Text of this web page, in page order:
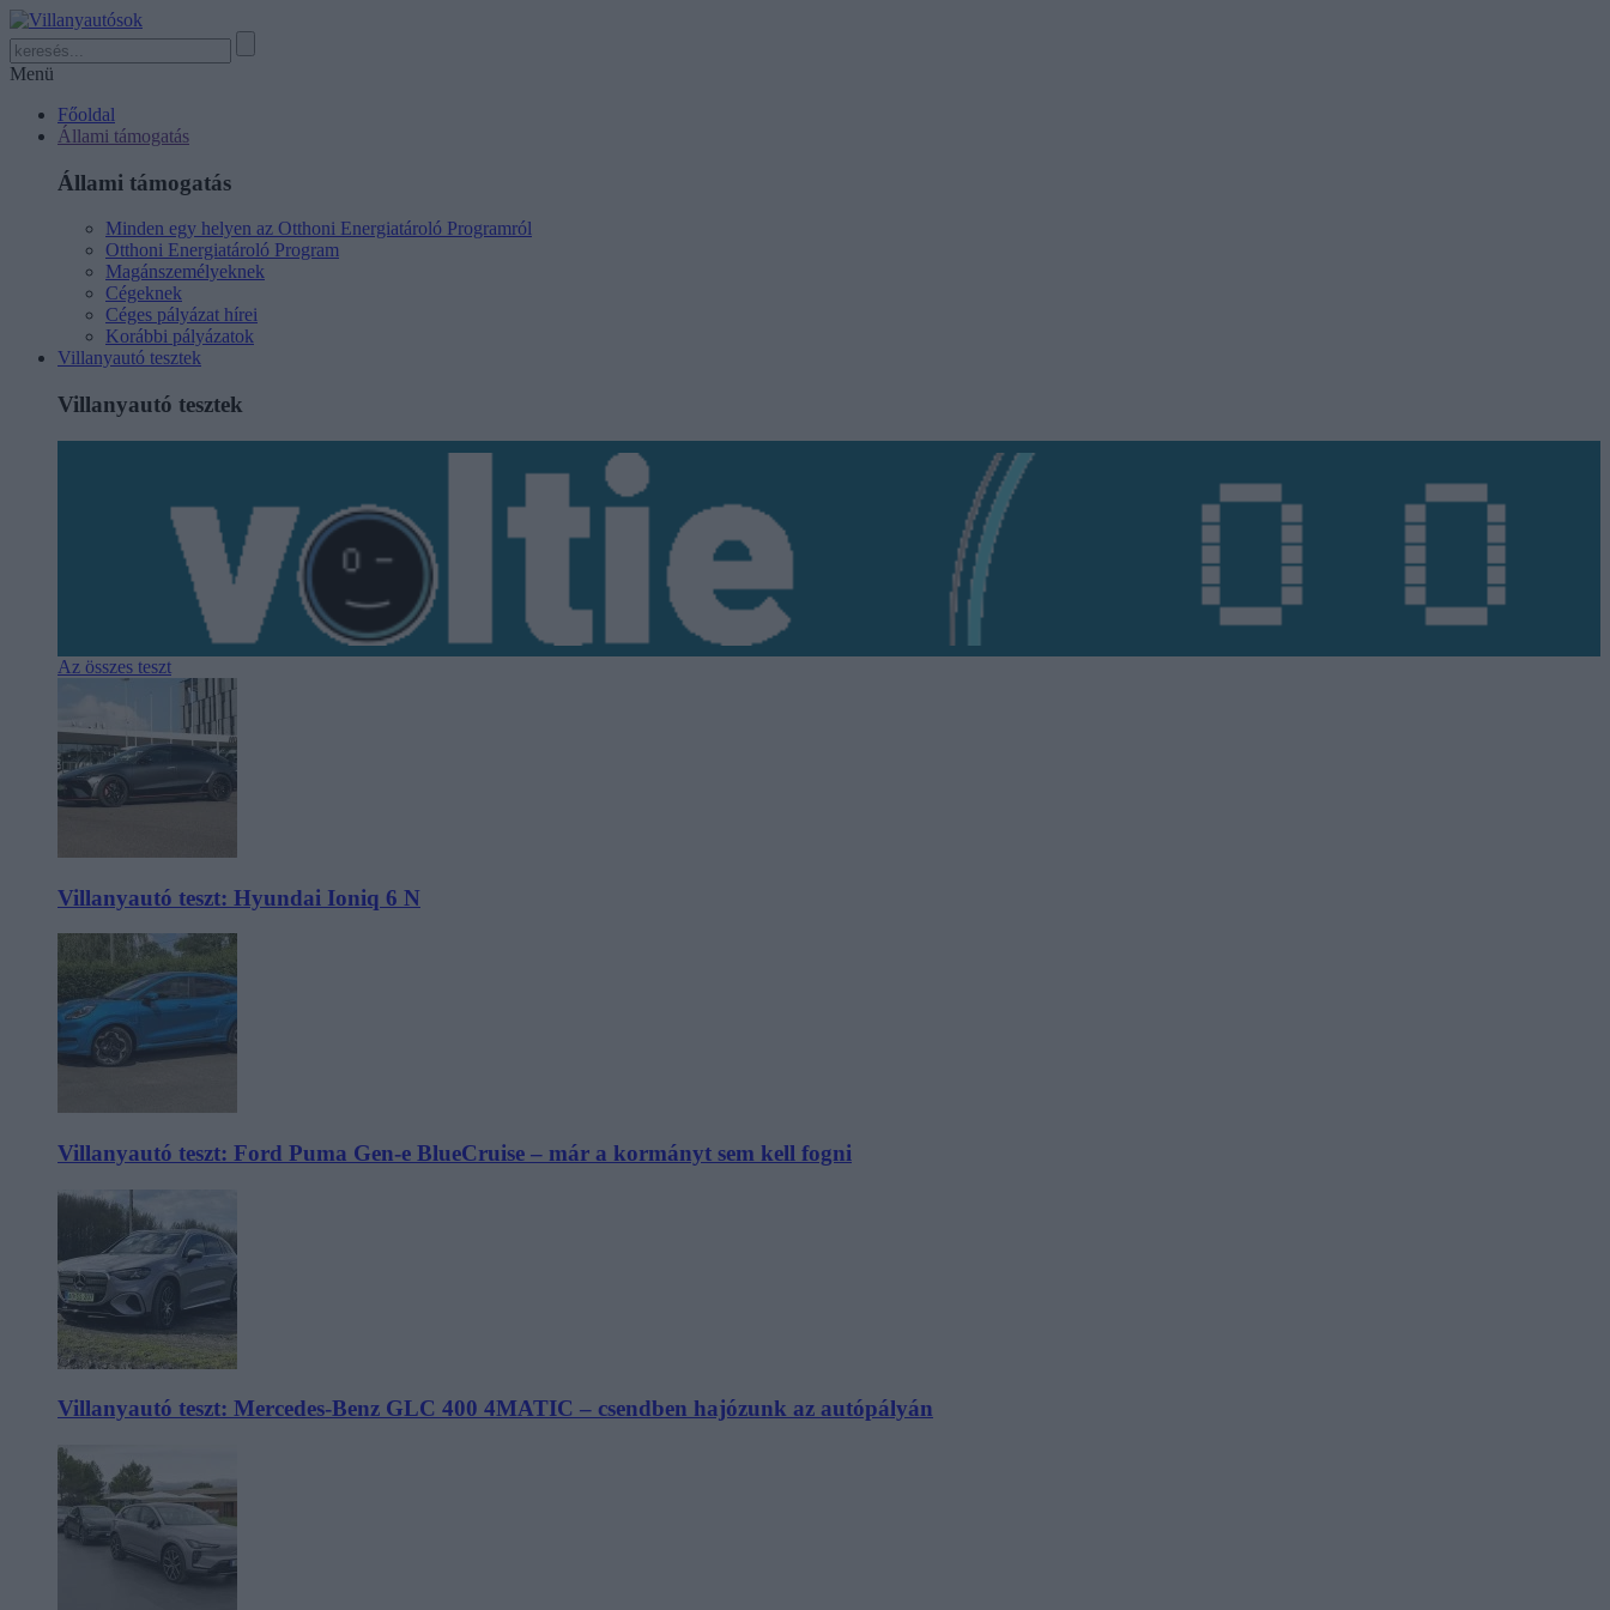
Menü
Főoldal
Állami támogatás
Állami támogatás
Minden egy helyen az Otthoni Energiatároló Programról
Otthoni Energiatároló Program
Magánszemélyeknek
Cégeknek
Céges pályázat hírei
Korábbi pályázatok
Villanyautó tesztek
Villanyautó tesztek
Az összes teszt
Villanyautó teszt: Hyundai Ioniq 6 N
Villanyautó teszt: Ford Puma Gen-e BlueCruise – már a kormányt sem kell fogni
Villanyautó teszt: Mercedes-Benz GLC 400 4MATIC – csendben hajózunk az autópályán